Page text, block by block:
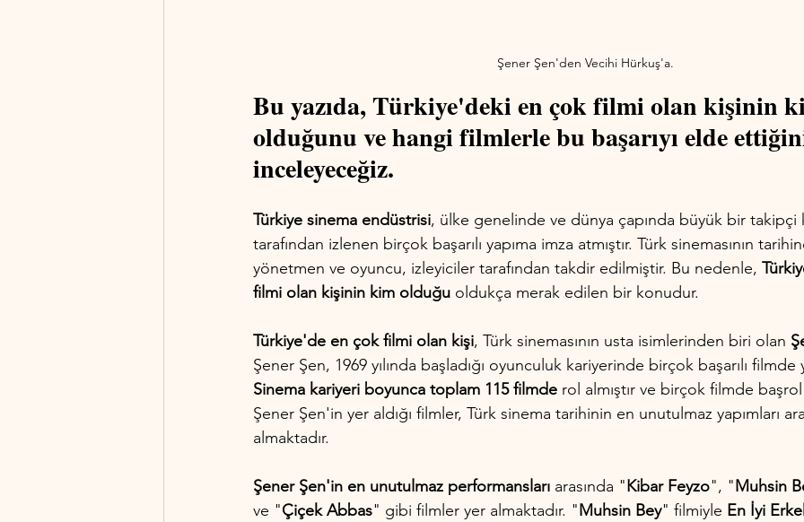
Şener Şen'den Vecihi Hürkuş'a.
Bu yazıda, Türkiye'deki en çok filmi olan kişinin
olduğunu ve hangi filmlerle bu başarıyı elde
inceleyeceğiz.
Türkiye sinema endüstrisi, ülke genelinde ve dünya çapında büyük bir
tarafından izlenen birçok başarılı yapıma imza atmıştır. Türk sinemasının
yönetmen ve oyuncu, izleyiciler tarafından takdir edilmiştir. Bu nedenle,
filmi olan kişinin kim olduğu oldukça merak edilen bir konudur.
Türkiye'de en çok filmi olan kişi, Türk sinemasının usta isimlerinden biri olan
Şener Şen, 1969 yılında başladığı oyunculuk kariyerinde birçok başarılı filmde
Sinema kariyeri boyunca toplam 115 filmde rol almıştır ve birçok filmde başrol
Şener Şen'in yer aldığı filmler, Türk sinema tarihinin en unutulmaz yapımları
almaktadır.
Şener Şen'in en unutulmaz performansları arasında "Kibar Feyzo", "Muhsin
ve "Çiçek Abbas" gibi filmler yer almaktadır. "Muhsin Bey" filmiyle En İyi